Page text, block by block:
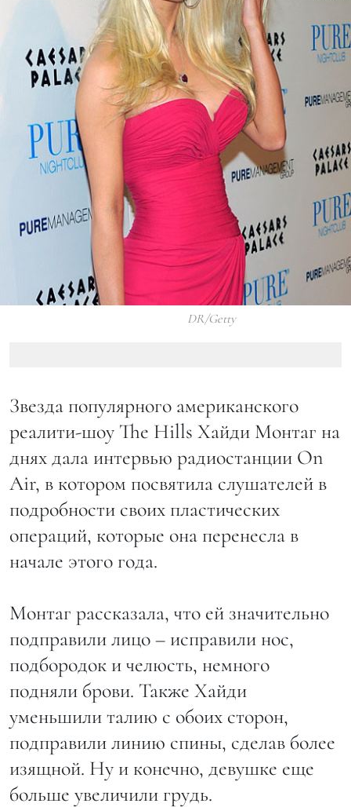
DR/Getty
Звезда популярного американского
реалити-шоу The Hills Хайди Монтаг на
днях дала интервью радиостанции On
Air, в котором посвятила слушателей в
подробности своих пластических
операций, которые она перенесла в
начале этого года.
Монтаг рассказала, что ей значительно
подправили лицо – исправили нос,
подбородок и челюсть, немного
подняли брови. Также Хайди
уменьшили талию с обоих сторон,
подправили линию спины, сделав более
изящной. Ну и конечно, девушке еще
больше увеличили грудь.